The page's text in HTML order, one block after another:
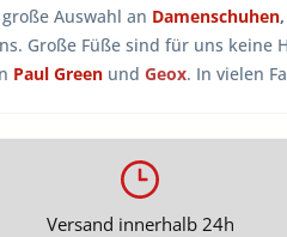
Auswahl an Damenschuhen,
Große Füße sind für uns
Paul Green und Geox. In vielen
Versand innerhalb 24h